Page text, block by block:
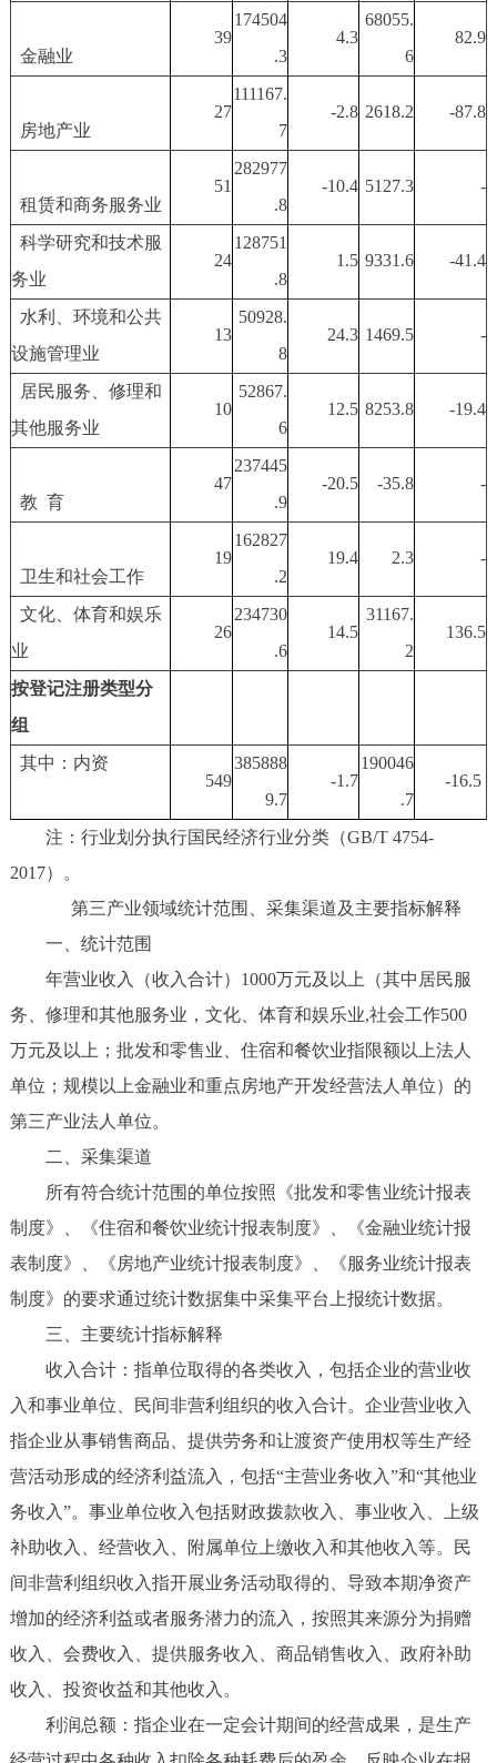
金融业
39
174504
.3
4.3
68055.
6
82.9
房地产业
27
111167.
7
-2.8 2618.2 -87.8
租赁和商务服务业
51
282977
.8
-10.4 5127.3 -
科学研究和技术服
务业
24
128751
.8
1.5 9331.6 -41.4
水利、环境和公共
设施管理业
13
50928.
8
24.3 1469.5 -
居民服务、修理和
其他服务业
10
52867.
6
12.5 8253.8 -19.4
教 育
47
237445
.9
-20.5 -35.8 -
卫生和社会工作
19
162827
.2
19.4 2.3 -
文化、体育和娱乐
业
26
234730
.6
14.5
31167.
2
136.5
按登记注册类型分
组
其中：内资
549
385888
9.7
-1.7
190046
.7
-16.5
注：行业划分执行国民经济行业分类（GB/T 4754-
2017）。
第三产业领域统计范围、采集渠道及主要指标解释
一、统计范围
年营业收入（收入合计）1000万元及以上（其中居民服
务、修理和其他服务业，文化、体育和娱乐业,社会工作500
万元及以上；批发和零售业、住宿和餐饮业指限额以上法人
单位；规模以上金融业和重点房地产开发经营法人单位）的
第三产业法人单位。
二、采集渠道
所有符合统计范围的单位按照《批发和零售业统计报表
制度》、《住宿和餐饮业统计报表制度》、《金融业统计报
表制度》、《房地产业统计报表制度》、《服务业统计报表
制度》的要求通过统计数据集中采集平台上报统计数据。
三、主要统计指标解释
收入合计：指单位取得的各类收入，包括企业的营业收
入和事业单位、民间非营利组织的收入合计。企业营业收入
指企业从事销售商品、提供劳务和让渡资产使用权等生产经
营活动形成的经济利益流入，包括“主营业务收入”和“其他业
务收入”。事业单位收入包括财政拨款收入、事业收入、上级
补助收入、经营收入、附属单位上缴收入和其他收入等。民
间非营利组织收入指开展业务活动取得的、导致本期净资产
增加的经济利益或者服务潜力的流入，按照其来源分为捐赠
收入、会费收入、提供服务收入、商品销售收入、政府补助
收入、投资收益和其他收入。
利润总额：指企业在一定会计期间的经营成果，是生产